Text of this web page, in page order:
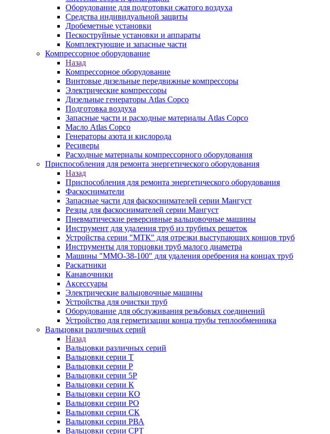
Оборудование для подготовки сжатого воздуха
Средства индивидуальной защиты
Дробеметные установки
Пескоструйные установки и аппараты
Комплектующие и запасные части
Компрессорное оборудование
Назад
Компрессорное оборудование
Винтовые дизельные передвижные компрессоры
Электрические компрессоры
Дизельные генераторы Atlas Copco
Подготовка воздуха
Запасные части и расходные материалы Atlas Copco
Масло Atlas Copco
Генераторы азота и кислорода
Ресиверы
Расходные материалы компрессорного оборудования
Приспособления для ремонта энергетического оборудования
Назад
Приспособления для ремонта энергетического оборудования
Фаскосниматели
Запасные части для фаскоснимателей серии Мангуст
Резцы для фаскоснимателей серии Мангуст
Пневматические реверсивные вальцовочные машины
Инструмент для удаления труб из трубных решеток
Устройства серии "МТК" для отрезки выступающих концов труб
Инструменты для торцовки труб малого диаметра
Машины "ММО-38-100" для удаления оребрения на концах труб
Раскатники
Канавочники
Аксессуары
Электрические вальцовочные машины
Устройства для очистки труб
Оборудование для обслуживания резьбовых соединений
Устройство для герметизации конца трубы теплообменника
Вальцовки различных серий
Назад
Вальцовки различных серий
Вальцовки серии Т
Вальцовки серии Р
Вальцовки серии 5Р
Вальцовки серии К
Вальцовки серии КО
Вальцовки серии РО
Вальцовки серии СК
Вальцовки серии РВА
Вальцовки серии СРТ